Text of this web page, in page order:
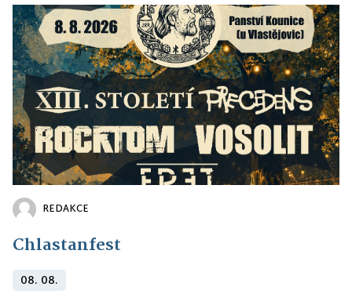
REDAKCE
Chlastanfest
08. 08.